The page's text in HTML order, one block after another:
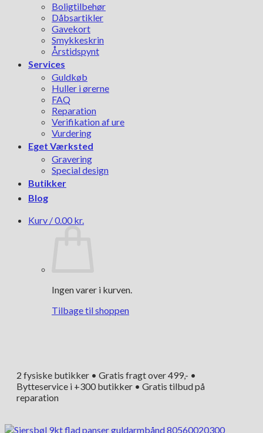
Boligtilbehør
Dåbsartikler
Gavekort
Smykkeskrin
Årstidspynt
Services
Guldkøb
Huller i ørerne
FAQ
Reparation
Verifikation af ure
Vurdering
Eget Værksted
Gravering
Special design
Butikker
Blog
Kurv /0.00 kr.
Ingen varer i kurven.
Tilbage til shoppen
2 fysiske butikker • Gratis fragt over 499,- •
Bytteservice i +300 butikker • Gratis tilbud på
reparation